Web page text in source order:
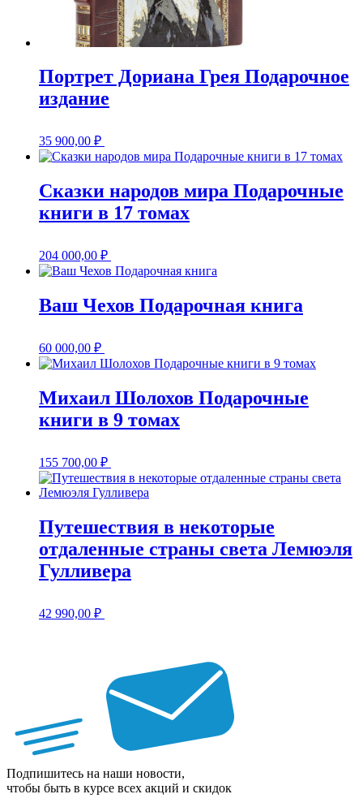
Портрет Дориана Грея Подарочное
издание
35 900,00 ₽
Сказки народов мира Подарочные
книги в 17 томах
204 000,00 ₽
Ваш Чехов Подарочная книга
60 000,00 ₽
Михаил Шолохов Подарочные
книги в 9 томах
155 700,00 ₽
Путешествия в некоторые
отдаленные страны света Лемюэля
Гулливера
42 990,00 ₽
Подпишитесь на наши новости,
чтобы быть в курсе всех акций и скидок